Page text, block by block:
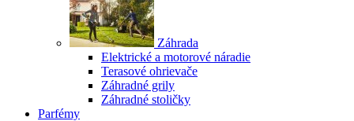
Záhrada
Elektrické a motorové náradie
Terasové ohrievače
Záhradné grily
Záhradné stoličky
Parfémy